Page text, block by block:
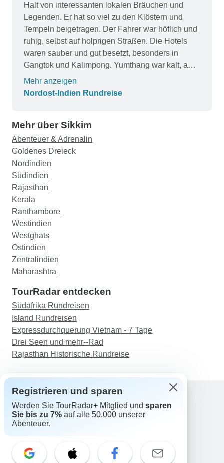
Halt von interessanten lokalen Bräuchen und
Legenden. Er hat so viel zu den Klöstern und
Tempeln beigetragen. Der Fahrer war höflich und
ruhig, selbst auf holprigen Straßen. Die Hotels
waren sauber und gut besetzt, besonders in
Gangtok und Kalimpong. Yumthang war kalt, aber
atemberaubend. Der Zeitplan war gut eingeteilt
und entspannend. Ich fühlte mich der Region
Mehr anzeigen
Nordost-Indien Rundreise
Mehr über Sikkim
Abenteuer & Adrenalin
Goldenes Dreieck
Nordindien
Südindien
Rajasthan
Kerala
Ranthambore
Westindien
Westghats
Ostindien
Zentralindien
Maharashtra
TourRadar entdecken
Südafrika Rundreisen
Island Rundreisen
Expressdurchquerung Vietnam - 7 Tage
Drei Seen und mehr--Rad
Rajasthan Historische Rundreise
Support
Kontakt
Schweiz +41 225 183 195
Registrieren und sparen
Werden Sie TourRadar+ Mitglied und sparen
Sie bis zu 7% auf alle 50.000 unserer
Abenteuer.